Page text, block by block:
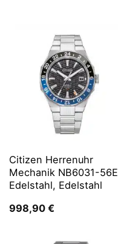
Citizen Herrenuhr
Mechanik NB6031-56E
Edelstahl, Edelstahl
998,90 €